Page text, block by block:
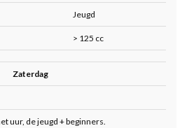
Jeugd
> 125 cc
Zaterdag
uur, de jeugd + beginners.